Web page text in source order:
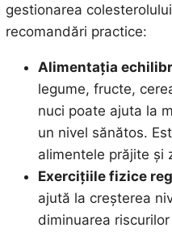
gestionarea
recomandări practice:
Alimentația
legume, fructe,
nuci poate ajuta la
un nivel sănătos.
alimentele prăjite și
Exercițiile fizice
ajută la creșterea
diminuarea